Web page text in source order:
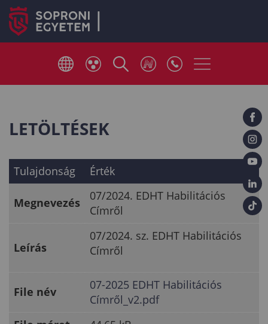
LETÖLTÉSEK
Tulajdonság Érték
Megnevezés
07/2024. EDHT Habilitációs
Címről
Leírás
07/2024. sz. EDHT Habilitációs
Címről
File név
07-2025 EDHT Habilitációs
Címről_v2.pdf